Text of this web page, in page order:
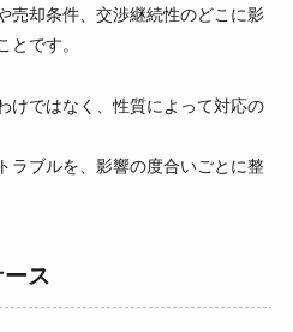
売却条件、交渉継続性のどこに影
とです。
けではなく、性質によって対応の
ラブルを、影響の度合いごとに整
ス